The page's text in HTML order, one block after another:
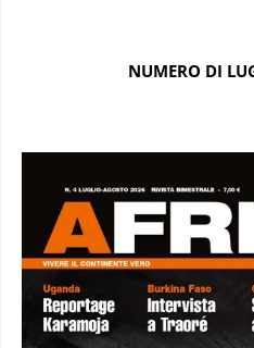
NUMERO DI